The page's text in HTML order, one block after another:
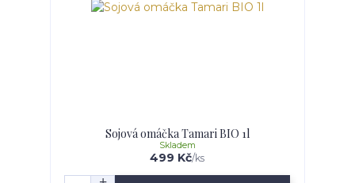
Sojová omáčka Tamari BIO 1l
499 Kč/ks
Skladem